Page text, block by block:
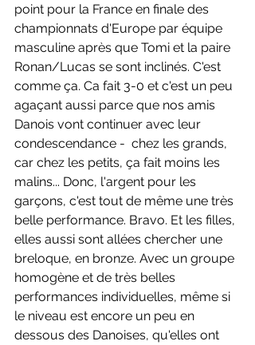
point pour la France en finale des
championnats d'Europe par équipe
masculine après que Tomi et la paire
Ronan/Lucas se sont inclinés. C'est
comme ça. Ca fait 3-0 et c'est un peu
agaçant aussi parce que nos amis
Danois vont continuer avec leur
condescendance -  chez les grands,
car chez les petits, ça fait moins les
malins... Donc, l'argent pour les
garçons, c'est tout de même une très
belle performance. Bravo. Et les filles,
elles aussi sont allées chercher une
breloque, en bronze. Avec un groupe
homogène et de très belles
performances individuelles, même si
le niveau est encore un peu en
dessous des Danoises, qu'elles ont